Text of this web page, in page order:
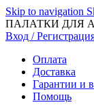
Skip to navigation
ПАЛАТКИ ДЛЯ
Вход /
Оплата
Доставка
Гарантии и
Помощь